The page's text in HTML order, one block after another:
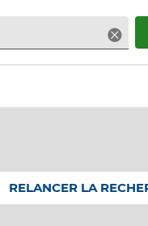
RELANCER LA